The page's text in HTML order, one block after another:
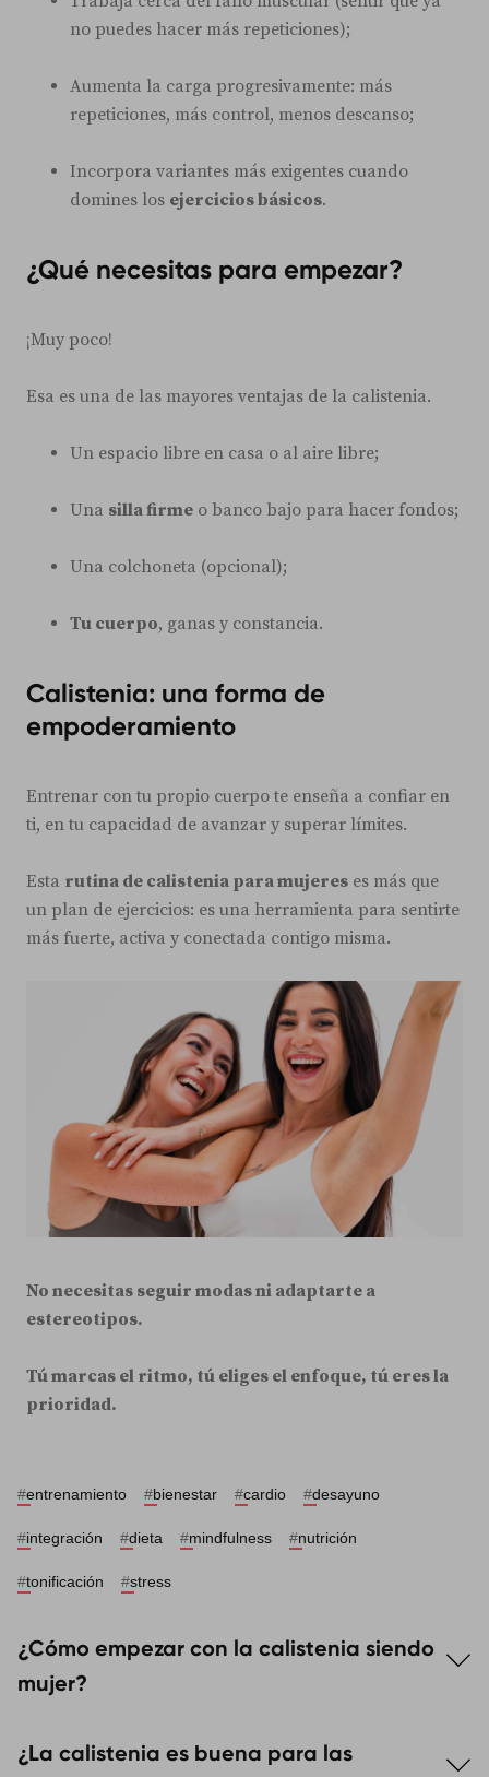
no puedes hacer más repeticiones);
Aumenta la carga progresivamente: más
repeticiones, más control, menos descanso;
Incorpora variantes más exigentes cuando
domines los ejercicios básicos.
¿Qué necesitas para empezar?
¡Muy poco!
Esa es una de las mayores ventajas de la calistenia.
Un espacio libre en casa o al aire libre;
Una silla firme o banco bajo para hacer fondos;
Una colchoneta (opcional);
Tu cuerpo, ganas y constancia.
Calistenia: una forma de
empoderamiento
Entrenar con tu propio cuerpo te enseña a confiar en
ti, en tu capacidad de avanzar y superar límites.
Esta rutina de calistenia para mujeres es más que
un plan de ejercicios: es una herramienta para sentirte
más fuerte, activa y conectada contigo misma.
No necesitas seguir modas ni adaptarte a
estereotipos.
Tú marcas el ritmo, tú eliges el enfoque, tú eres la
prioridad.
#entrenamiento #bienestar #cardio #desayuno
#integración #dieta #mindfulness #nutrición
#tonificación #stress
¿Cómo empezar con la calistenia siendo
mujer?
accesiblescomo sentadillas, planchas, flexiones con
¿La calistenia es buena para las